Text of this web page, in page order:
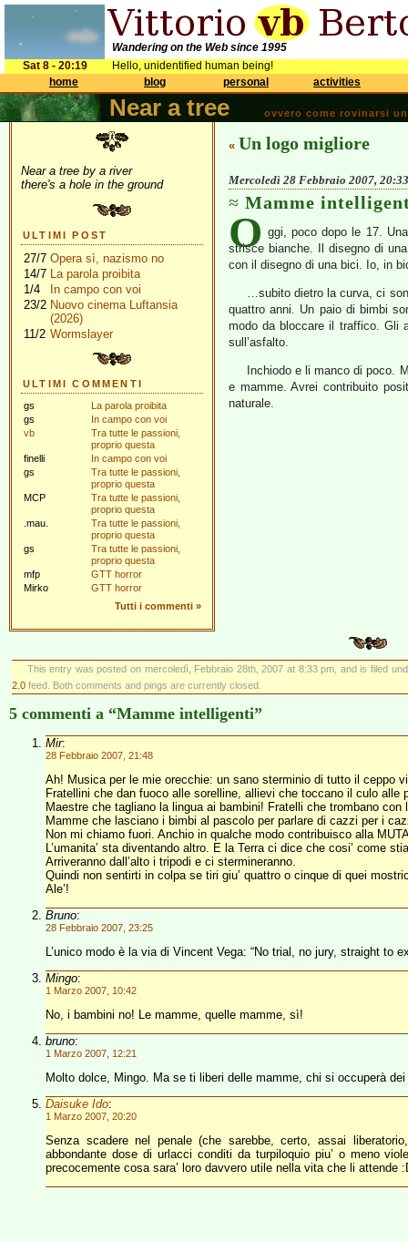
Wandering on the Web since 1995
Sat 8 - 20:19
Hello, unidentified human being!
home
blog personal activities
Near a tree ovvero come rovinarsi
Near a tree by a river
there's a hole in the ground
ULTIMI POST
27/7 Opera sì, nazismo no
14/7 La parola proibita
1/4
In campo con voi
23/2 Nuovo cinema Luftansia
(2026)
11/2 Wormslayer
ULTIMI COMMENTI
gs
La parola proibita
gs
In campo con voi
vb
Tra tutte le passioni,
proprio questa
finelli
In campo con voi
gs
Tra tutte le passioni,
proprio questa
MCP
Tra tutte le passioni,
proprio questa
.mau.
Tra tutte le passioni,
proprio questa
gs
Tra tutte le passioni,
proprio questa
mfp
GTT horror
Mirko
GTT horror
Tutti i commenti »
« Un logo migliore
Mercoledì 28 Febbraio 2007, 20:33
Mamme
O ggi, poco dopo le 17.
strisce bianche. Il disegno di
con il disegno di una bici. Io, in
…subito dietro la curva, ci
quattro anni. Un paio di bimbi
modo da bloccare il traffico. Gli
sull’asfalto.
Inchiodo e li manco di poco.
e mamme. Avrei contribuito
naturale.
This entry was posted on mercoledì, Febbraio 28th, 2007 at 8:33 pm, and is filed
2.0 feed. Both comments and pings are currently closed.
5 commenti a “Mamme intelligenti”
Mir:
28 Febbraio 2007, 21:48
Ah! Musica per le mie orecchie: un sano sterminio di tutto il ceppo
Fratellini che dan fuoco alle sorelline, allievi che toccano il culo alle
Maestre che tagliano la lingua ai bambini! Fratelli che trombano
Mamme che lasciano i bimbi al pascolo per parlare di cazzi per i
Non mi chiamo fuori. Anchio in qualche modo contribuisco alla
L’umanita’ sta diventando altro. E la Terra ci dice che cosi’ come
Arriveranno dall’alto i tripodi e ci stermineranno.
Quindi non sentirti in colpa se tiri giu’ quattro o cinque di quei
Ale’!
Bruno:
28 Febbraio 2007, 23:25
L’unico modo è la via di Vincent Vega: “No trial, no jury, straight to
Mingo:
1 Marzo 2007, 10:42
No, i bambini no! Le mamme, quelle mamme, sì!
bruno:
1 Marzo 2007, 12:21
Molto dolce, Mingo. Ma se ti liberi delle mamme, chi si occuperà
Daisuke Ido:
1 Marzo 2007, 20:20
Senza scadere nel penale (che sarebbe, certo, assai
abbondante dose di urlacci conditi da turpiloquio piu’ o meno
precocemente cosa sara’ loro davvero utile nella vita che li attende